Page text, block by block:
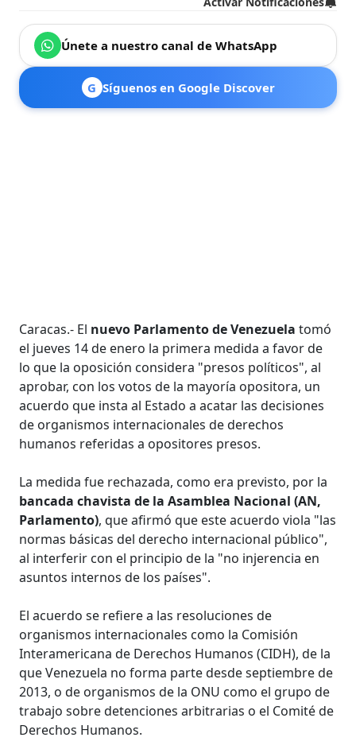
Únete a nuestro canal de WhatsApp
G Síguenos en Google Discover
Caracas.- El nuevo Parlamento de Venezuelatomó
el jueves 14 de enero la primera medida a favor de
lo que la oposición considera "presos políticos", al
aprobar, con los votos de la mayoría opositora, un
acuerdo que insta al Estado a acatar las decisiones
de organismos internacionales de derechos
humanos referidas a opositores presos.
La medida fue rechazada, como era previsto, por la
bancada chavista de la Asamblea Nacional (AN,
Parlamento), que afirmó que este acuerdo viola "las
normas básicas del derecho internacional público",
al interferir con el principio de la "no injerencia en
asuntos internos de los países".
El acuerdo se refiere a las resoluciones de
organismos internacionales como la Comisión
Interamericana de Derechos Humanos (CIDH), de la
que Venezuela no forma parte desde septiembre de
2013, o de organismos de la ONU como el grupo de
trabajo sobre detenciones arbitrarias o el Comité de
Derechos Humanos.